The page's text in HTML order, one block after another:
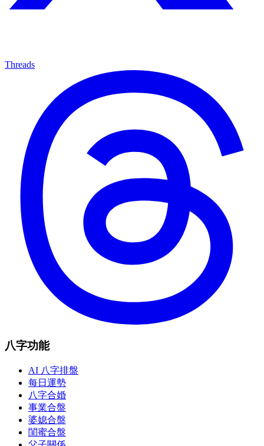
Threads
八字功能
AI 八字排盤
每日運勢
八字合婚
事業合盤
婆媳合盤
閨蜜合盤